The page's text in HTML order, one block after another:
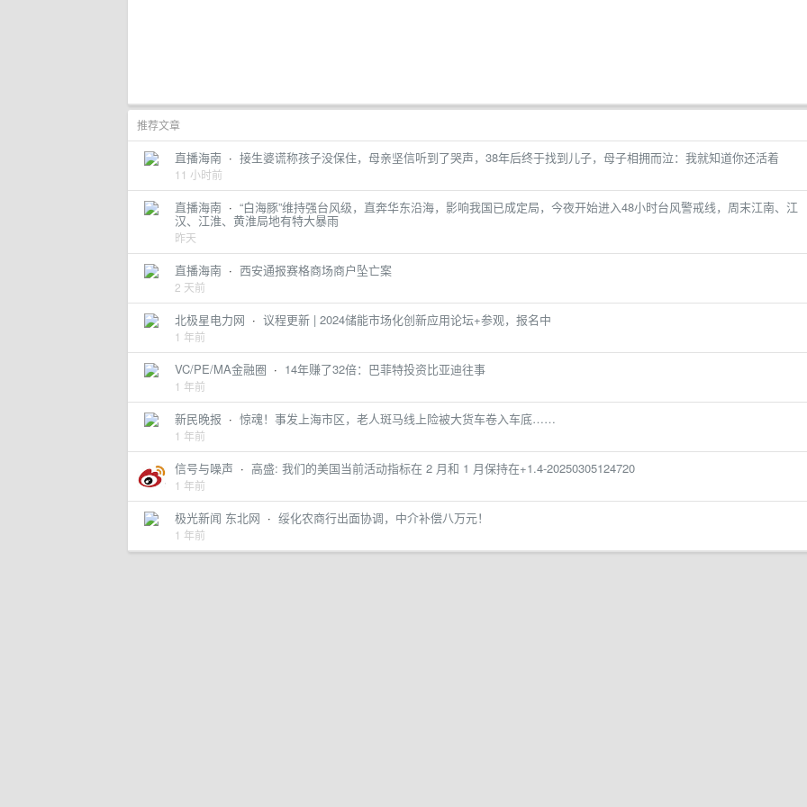
推荐文章
直播海南 · 接生婆谎称孩子没保住，母亲坚信听到了哭声，38年后终于找到儿子，母子相拥而泣：我就知道你还活着
11 小时前
直播海南 · “白海豚”维持强台风级，直奔华东沿海，影响我国已成定局，今夜开始进入48小时台风警戒线，周末江南、江
汉、江淮、黄淮局地有特大暴雨
昨天
直播海南 · 西安通报赛格商场商户坠亡案
2 天前
北极星电力网 · 议程更新 | 2024储能市场化创新应用论坛+参观，报名中
1 年前
VC/PE/MA金融圈 · 14年赚了32倍：巴菲特投资比亚迪往事
1 年前
新民晚报 · 惊魂！事发上海市区，老人斑马线上险被大货车卷入车底……
1 年前
信号与噪声 · 高盛: 我们的美国当前活动指标在 2 月和 1 月保持在+1.4-20250305124720
1 年前
极光新闻 东北网 · 绥化农商行出面协调，中介补偿八万元！
1 年前